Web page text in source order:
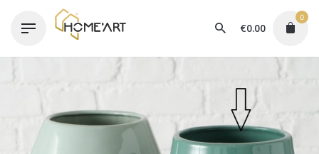
€0.00
0